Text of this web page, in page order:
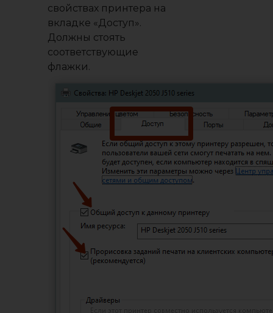
свойствах принтера на
вкладке «Доступ».
Должны стоять
соответствующие
флажки.